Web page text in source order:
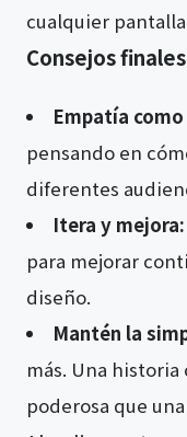
cualquier
Consejos
Empatía
pensando en
diferentes
Itera y mejora:
para mejorar
diseño.
Mantén la
más. Una
poderosa que